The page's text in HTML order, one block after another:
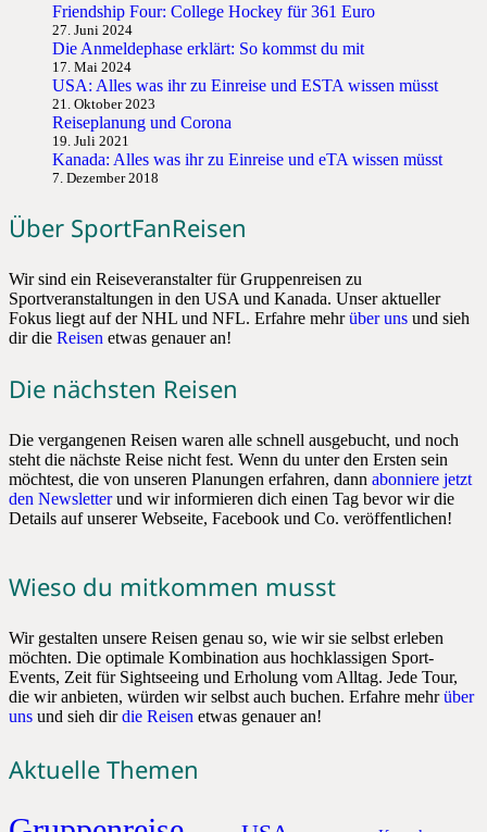
Friendship Four: College Hockey für 361 Euro
27. Juni 2024
Die Anmeldephase erklärt: So kommst du mit
17. Mai 2024
USA: Alles was ihr zu Einreise und ESTA wissen müsst
21. Oktober 2023
Reiseplanung und Corona
19. Juli 2021
Kanada: Alles was ihr zu Einreise und eTA wissen müsst
7. Dezember 2018
Über SportFanReisen
Wir sind ein Reiseveranstalter für Gruppenreisen zu
Sportveranstaltungen in den USA und Kanada. Unser aktueller
Fokus liegt auf der NHL und NFL. Erfahre mehrüber uns und sieh
dir die Reisen etwas genauer an!
Die nächsten Reisen
Die vergangenen Reisen waren alle schnell ausgebucht, und noch
steht die nächste Reise nicht fest. Wenn du unter den Ersten sein
möchtest, die von unseren Planungen erfahren, dann abonniere jetzt
den Newsletterund wir informieren dich einen Tag bevor wir die
Details auf unserer Webseite, Facebook und Co. veröffentlichen!
Wieso du mitkommen musst
Wir gestalten unsere Reisen genau so, wie wir sie selbst erleben
möchten. Die optimale Kombination aus hochklassigen Sport-
Events, Zeit für Sightseeing und Erholung vom Alltag. Jede Tour,
die wir anbieten, würden wir selbst auch buchen. Erfahre mehrüber
uns und sieh dirdie Reisen etwas genauer an!
Aktuelle Themen